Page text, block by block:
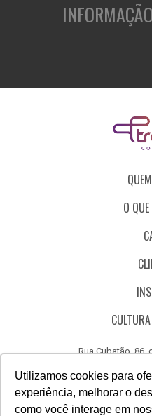
Utilizamos cookies para
experiência, melhorar o
como você interage em
O
Rua Cubatão, 86,